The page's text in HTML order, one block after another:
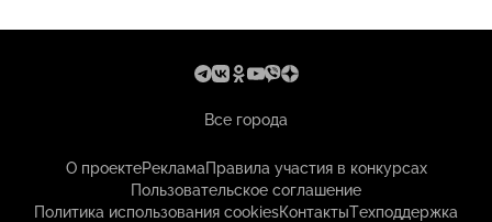
Все города
О проектеРекламаПравила участия в конкурсах
Пользовательское соглашение
Политика использования cookiesКонтактыТехподдержка